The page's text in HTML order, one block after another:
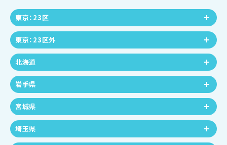
東京：23区
東京：23区外
北海道
岩手県
宮城県
埼玉県